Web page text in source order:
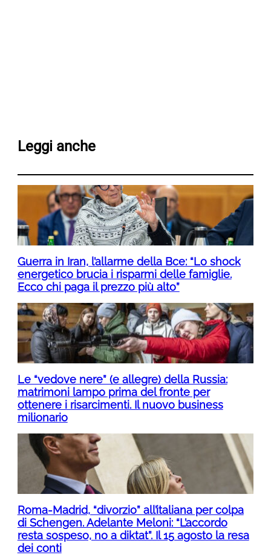
Leggi anche
Guerra in Iran, l’allarme della Bce: “Lo shock
energetico brucia i risparmi delle famiglie.
Ecco chi paga il prezzo più alto”
Le “vedove nere” (e allegre) della Russia:
matrimoni lampo prima del fronte per
ottenere i risarcimenti. Il nuovo business
milionario
Roma-Madrid, “divorzio” all’italiana per colpa
di Schengen. Adelante Meloni: “L’accordo
resta sospeso, no a diktat”. Il 15 agosto la resa
dei conti